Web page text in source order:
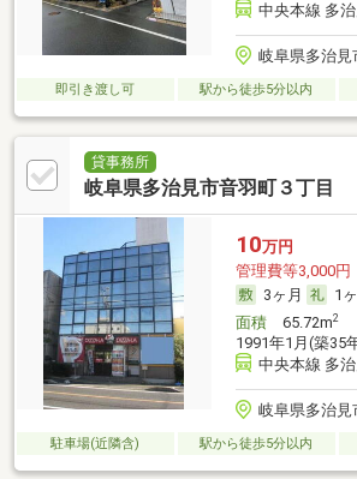
中央本線 多
岐阜県多治見
即引き渡し可 駅から徒歩5分以内
貸事務所
岐阜県多治見市音羽町３丁目
10万円
管理費等3,000円
3ヶ月
1
面積65.72m2
1991年1月(築35
中央本線 多
岐阜県多治見
駐車場(近隣含) 駅から徒歩5分以内